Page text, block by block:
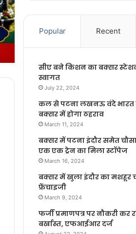
Popular Recent
सीए बने किशन का बक्सर
स्वागत
July 22, 2024
कल से पटना लखनऊ वंदे भारत
बक्सर में होगा ठहराव
March 11, 2024
बक्सर में पटना इंदौर समेत
एक एक ट्रेन का मिला स्टॉपेज
March 16, 2024
बक्सर में खुला इंदौर का मशहूर
फ्रेंचाइजी
March 9, 2024
फर्जी प्रमाणपत्र पर नौकरी कर
बर्खास्त, एफआईआर दर्ज